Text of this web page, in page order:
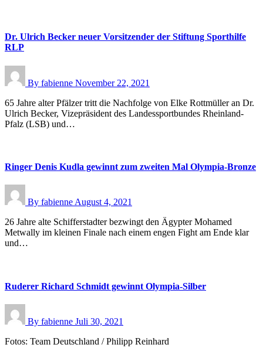
Dr. Ulrich Becker neuer Vorsitzender der Stiftung Sporthilfe
RLP
By fabienne November 22, 2021
65 Jahre alter Pfälzer tritt die Nachfolge von Elke Rottmüller an Dr.
Ulrich Becker, Vizepräsident des Landessportbundes Rheinland-
Pfalz (LSB) und…
Ringer Denis Kudla gewinnt zum zweiten Mal Olympia-Bronze
By fabienne August 4, 2021
26 Jahre alte Schifferstadter bezwingt den Ägypter Mohamed
Metwally im kleinen Finale nach einem engen Fight am Ende klar
und…
Ruderer Richard Schmidt gewinnt Olympia-Silber
By fabienne Juli 30, 2021
Fotos: Team Deutschland / Philipp Reinhard